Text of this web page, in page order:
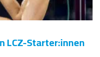
LCZ-Starter:innen